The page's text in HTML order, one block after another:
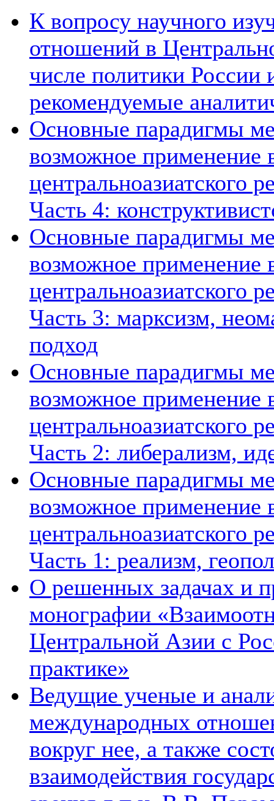
К вопросу научного
отношений в
числе политики России
рекомендуемые
Основные парадигмы
возможное применение
центральноазиатского
Часть 4:
Основные парадигмы
возможное применение
центральноазиатского
Часть 3: марксизм,
подход
Основные парадигмы
возможное применение
центральноазиатского
Часть 2: либерализм,
Основные парадигмы
возможное применение
центральноазиатского
Часть 1: реализм,
О решенных задачах и
монографии
Центральной Азии с
практике»
Ведущие ученые и
международных
вокруг нее, а также
взаимодействия